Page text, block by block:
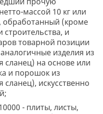
массой 10 кг или
обработанный (кроме
и
товарной позиции
изделия из
сланец) на основе или
и порошок из
искусственно
- плиты, листы,